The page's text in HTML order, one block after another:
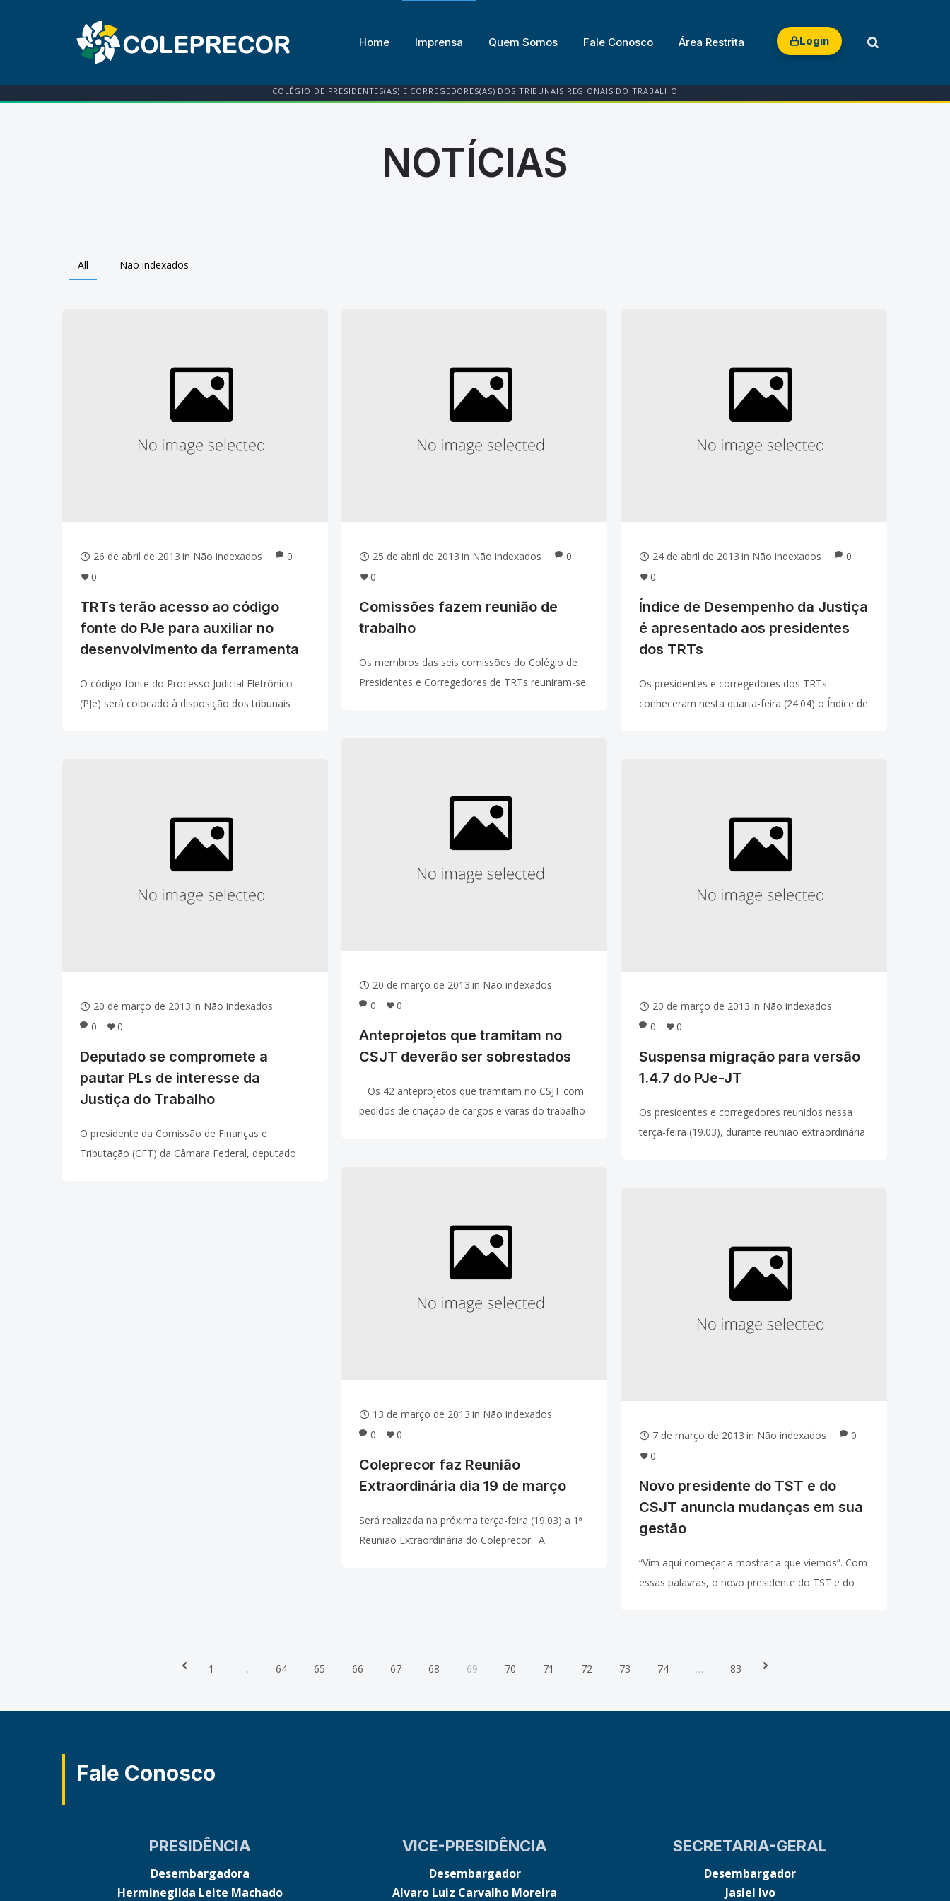
Home Imprensa Quem Somos Fale Conosco Área Restrita Login
COLÉGIO DE PRESIDENTES(AS) E CORREGEDORES(AS) DOS TRIBUNAIS REGIONAIS DO TRABALHO
NOTÍCIAS
All Não indexados
26 de abril de 2013 in Não indexados
0
0
TRTs terão acesso ao código
fonte do PJe para auxiliar no
desenvolvimento da ferramenta
O código fonte do Processo Judicial Eletrônico
(PJe) será colocado à disposição dos tribunais
25 de abril de 2013 in Não indexados
0
0
Comissões fazem reunião de
trabalho
Os membros das seis comissões do Colégio de
Presidentes e Corregedores de TRTs reuniram-se
24 de abril de 2013 in Não indexados
0
0
Índice de Desempenho da Justiça
é apresentado aos presidentes
dos TRTs
Os presidentes e corregedores dos TRTs
conheceram nesta quarta-feira (24.04) o Índice de
20 de março de 2013 in Não indexados
0
0
Anteprojetos que tramitam no
CSJT deverão ser sobrestados
Os 42 anteprojetos que tramitam no CSJT com
pedidos de criação de cargos e varas do trabalho
20 de março de 2013 in Não indexados
0
0
Deputado se compromete a
pautar PLs de interesse da
Justiça do Trabalho
O presidente da Comissão de Finanças e
Tributação (CFT) da Câmara Federal, deputado
20 de março de 2013 in Não indexados
0
0
Suspensa migração para versão
1.4.7 do PJe-JT
Os presidentes e corregedores reunidos nessa
terça-feira (19.03), durante reunião extraordinária
13 de março de 2013 in Não indexados
0
0
Coleprecor faz Reunião
Extraordinária dia 19 de março
Será realizada na próxima terça-feira (19.03) a 1ª
Reunião Extraordinária do Coleprecor. A
7 de março de 2013 in Não indexados
0
0
Novo presidente do TST e do
CSJT anuncia mudanças em sua
gestão
“Vim aqui começar a mostrar a que viemos”. Com
essas palavras, o novo presidente do TST e do
1 … 64 65 66 67 68 69 70 71 72 73 74 … 83 Next
Fale Conosco
PRESIDÊNCIA
Desembargadora
Herminegilda Leite Machado
VICE-PRESIDÊNCIA
Desembargador
Alvaro Luiz Carvalho Moreira
SECRETARIA-GERAL
Desembargador
Jasiel Ivo